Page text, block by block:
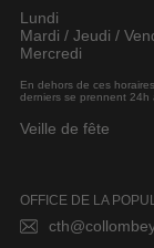
Lundi
Mardi / Jeudi /
Mercredi
En dehors de ces
derniers se prennent 24h
Veille de fête
OFFICE DE LA